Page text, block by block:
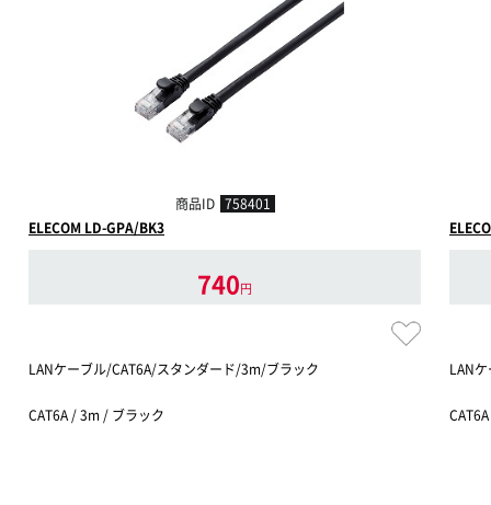
商品ID 758401
ELECOM LD-GPA/BK3
740円
LANケーブル/CAT6A/スタンダード/3m/ブラック
CAT6A / 3m / ブラック
LAN